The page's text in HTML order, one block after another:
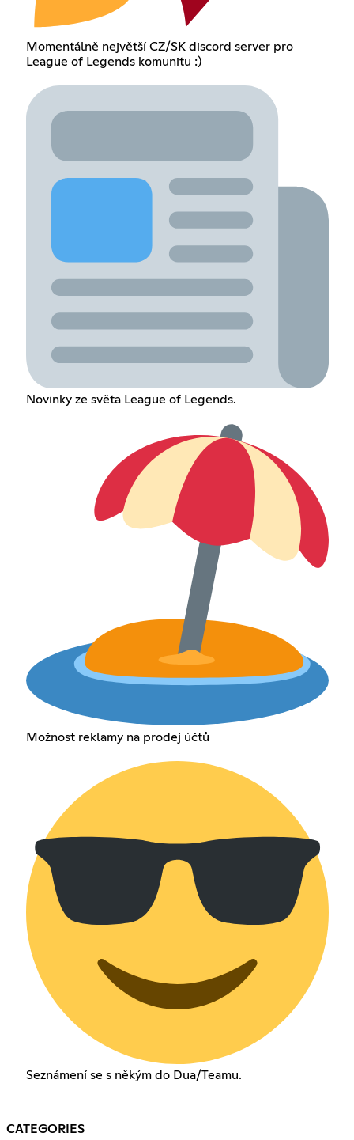
Momentálně největší CZ/SK discord server pro
League of Legends komunitu :)
Novinky ze světa League of Legends.
Možnost reklamy na prodej účtů
Seznámení se s někým do Dua/Teamu.
CATEGORIES